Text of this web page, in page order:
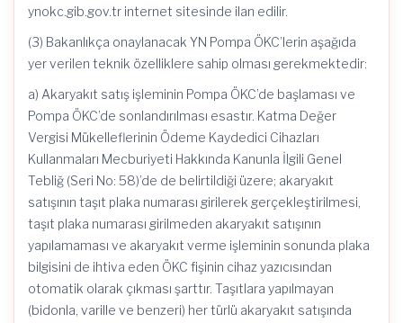
ynokc.gib.gov.tr internet sitesinde ilan edilir.
(3) Bakanlıkça onaylanacak YN Pompa ÖKC’lerin aşağıda
yer verilen teknik özelliklere sahip olması gerekmektedir:
a) Akaryakıt satış işleminin Pompa ÖKC’de başlaması ve
Pompa ÖKC’de sonlandırılması esastır. Katma Değer
Vergisi Mükelleflerinin Ödeme Kaydedici Cihazları
Kullanmaları Mecburiyeti Hakkında Kanunla İlgili Genel
Tebliğ (Seri No: 58)’de de belirtildiği üzere; akaryakıt
satışının taşıt plaka numarası girilerek gerçekleştirilmesi,
taşıt plaka numarası girilmeden akaryakıt satışının
yapılamaması ve akaryakıt verme işleminin sonunda plaka
bilgisini de ihtiva eden ÖKC fişinin cihaz yazıcısından
otomatik olarak çıkması şarttır. Taşıtlara yapılmayan
(bidonla, varille ve benzeri) her türlü akaryakıt satışında